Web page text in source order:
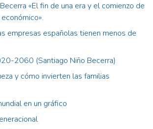
«El fin de una era y el comienzo de
empresas españolas tienen menos de
2060 (Santiago Niño Becerra)
y cómo invierten las familias
en un gráfico